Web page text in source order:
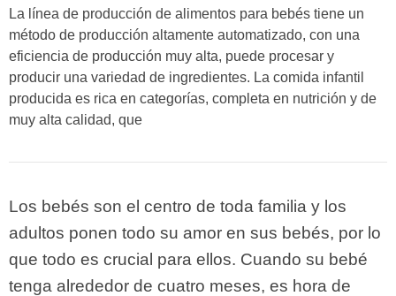
La línea de producción de alimentos para bebés tiene un
método de producción altamente automatizado, con una
eficiencia de producción muy alta, puede procesar y
producir una variedad de ingredientes. La comida infantil
producida es rica en categorías, completa en nutrición y de
muy alta calidad, que
Los bebés son el centro de toda familia y los
adultos ponen todo su amor en sus bebés, por lo
que todo es crucial para ellos. Cuando su bebé
tenga alrededor de cuatro meses, es hora de